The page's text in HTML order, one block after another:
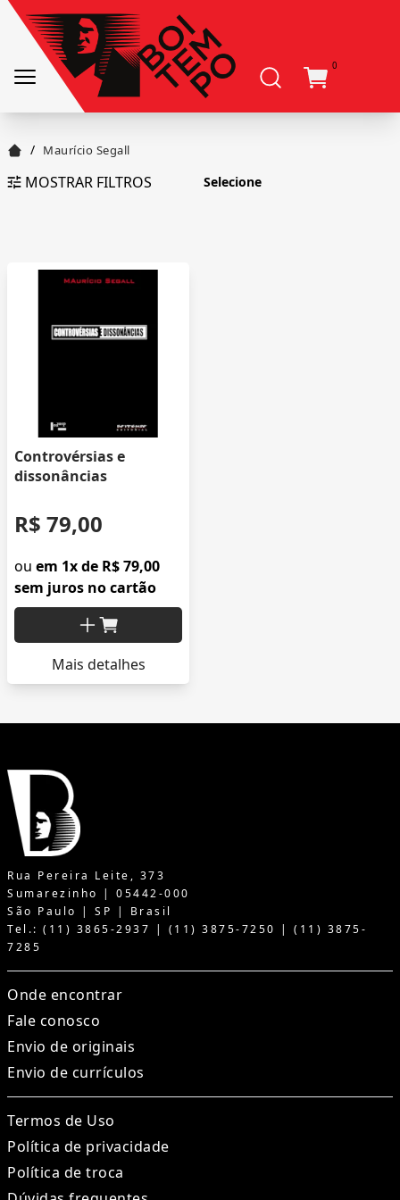
0
/ Maurício Segall
MOSTRAR FILTROS
Controvérsias e
dissonâncias
R$ 79,00
ou em 1x de R$ 79,00
sem juros no cartão
Mais detalhes
Rua Pereira Leite, 373
Sumarezinho | 05442-000
São Paulo | SP | Brasil
Tel.: (11) 3865-2937 | (11) 3875-7250 | (11) 3875-
7285
Onde encontrar
Fale conosco
Envio de originais
Envio de currículos
Termos de Uso
Política de privacidade
Política de troca